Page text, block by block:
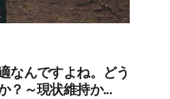
なんですよね。どう
？～現状維持か...